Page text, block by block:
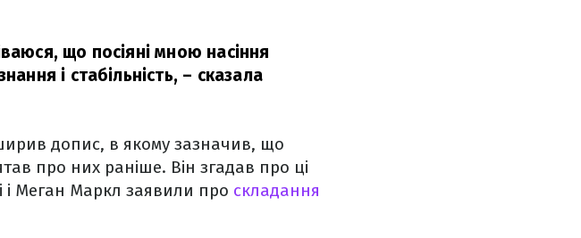
що посіяні мною насіння
і стабільність, – сказала
допис, в якому зазначив, що
про них раніше. Він згадав про ці
і Меган Маркл заявили про складання